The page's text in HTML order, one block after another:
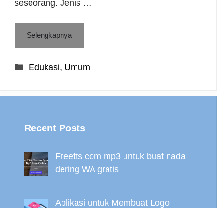
seseorang. Jenis …
Selengkapnya
Categories
Edukasi, Umum
Recent Posts
Freetts com mp3 untuk buat nada
dering WA gratis
Aplikasi untuk Membuat Logo